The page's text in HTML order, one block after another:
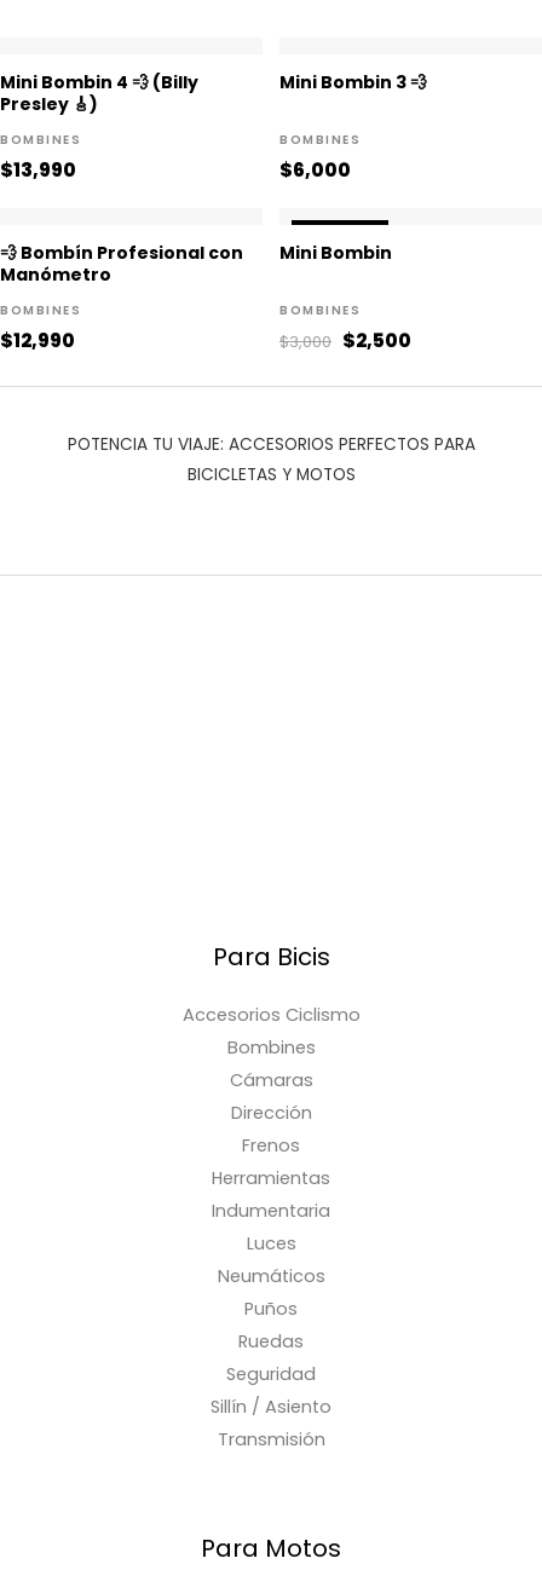
Mini Bombin 4 💨 (Billy
Presley 🎸)
BOMBINES
$13,990
Mini Bombin 3 💨
BOMBINES
$6,000
💨 Bombín Profesional con
Manómetro
BOMBINES
$12,990
Mini Bombin
BOMBINES
$3,000
precio
era:
$3,000.
$2,500
precio
POTENCIA TU VIAJE: ACCESORIOS PERFECTOS PARA
BICICLETAS Y MOTOS
Para Bicis
Accesorios Ciclismo
Bombines
Cámaras
Dirección
Frenos
Herramientas
Indumentaria
Luces
Neumáticos
Puños
Ruedas
Seguridad
Sillín / Asiento
Transmisión
Para Motos